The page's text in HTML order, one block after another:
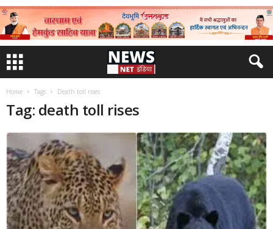
Home Tags Death toll rises
Tag: death toll rises